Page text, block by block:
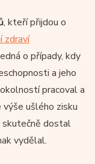
, kteří přijdou o
zdraví
o případy, kdy
a jeho
pracoval a
ušlého zisku
skutečně dostal
vydělal.